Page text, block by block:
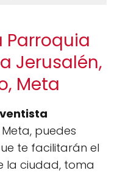
Parroquia
Jerusalén,
Meta
puedes
te facilitarán el
la ciudad, toma